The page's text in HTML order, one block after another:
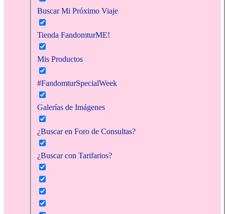
Buscar Mi Próximo Viaje
Tienda FandomturME!
Mis Productos
#FandomturSpecialWeek
Galerías de Imágenes
¿Buscar en Foro de Consultas?
¿Buscar con Tarifarios?